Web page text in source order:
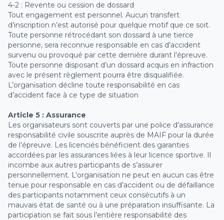
4-2 : Revente ou cession de dossard
Tout engagement est personnel. Aucun transfert
d’inscription n’est autorisé pour quelque motif que ce soit.
Toute personne rétrocédant son dossard à une tierce
personne, sera reconnue responsable en cas d’accident
survenu ou provoqué par cette dernière durant l’épreuve.
Toute personne disposant d’un dossard acquis en infraction
avec le présent règlement pourra être disqualifiée.
L’organisation décline toute responsabilité en cas
d’accident face à ce type de situation
Article 5 : Assurance
Les organisateurs sont couverts par une police d’assurance
responsabilité civile souscrite auprès de MAIF pour la durée
de l’épreuve. Les licenciés bénéficient des garanties
accordées par les assurances liées à leur licence sportive. Il
incombe aux autres participants de s’assurer
personnellement. L’organisation ne peut en aucun cas être
tenue pour responsable en cas d’accident ou de défaillance
des participants notamment ceux consécutifs à un
mauvais état de santé ou à une préparation insuffisante. La
participation se fait sous l’entière responsabilité des